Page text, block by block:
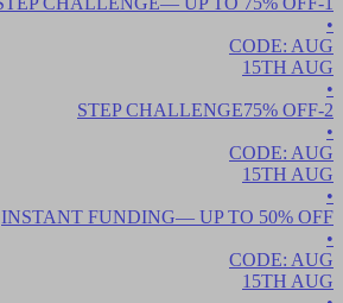
•
CODE: AUG
15TH AUG
•
2-STEP CHALLENGE
75% OFF
•
CODE: AUG
15TH AUG
•
INSTANT FUNDING— UP TO 50% OFF
•
CODE: AUG
15TH AUG